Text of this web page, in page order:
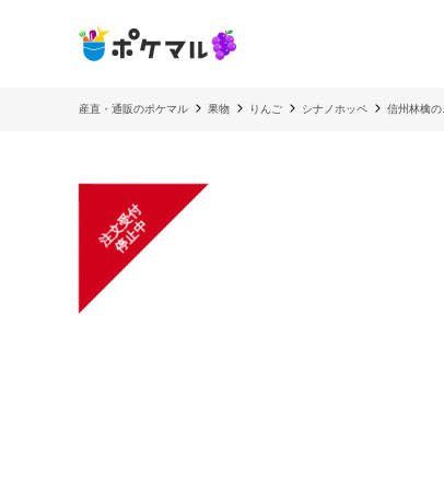
産直・通販のポケマル 果物 りんご シナノホッペ 信州林檎
注
文
受
付
停
止
中